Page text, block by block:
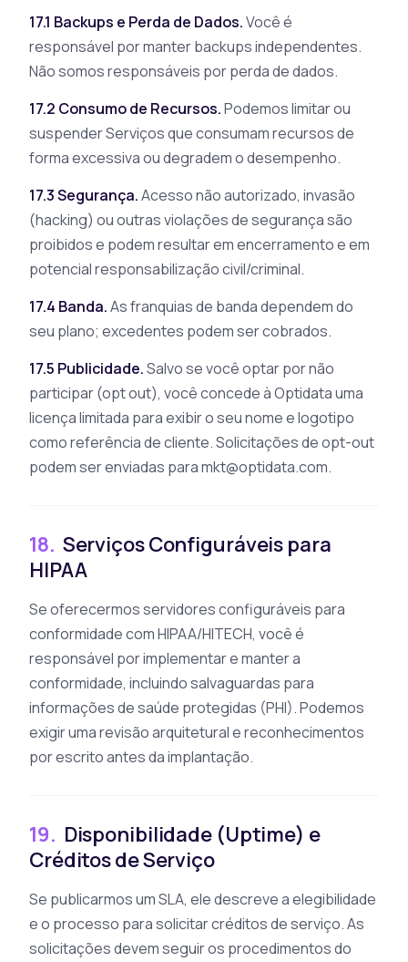
17.1 Backups e Perda de Dados.Você é
responsável por manter backups independentes.
Não somos responsáveis por perda de dados.
17.2 Consumo de Recursos.Podemos limitar ou
suspender Serviços que consumam recursos de
forma excessiva ou degradem o desempenho.
17.3 Segurança.Acesso não autorizado, invasão
(hacking) ou outras violações de segurança são
proibidos e podem resultar em encerramento e em
potencial responsabilização civil/criminal.
17.4 Banda.As franquias de banda dependem do
seu plano; excedentes podem ser cobrados.
17.5 Publicidade.Salvo se você optar por não
participar (opt out), você concede à Optidata uma
licença limitada para exibir o seu nome e logotipo
como referência de cliente. Solicitações de opt-out
podem ser enviadas paramkt@optidata.com.
18. Serviços Configuráveis para
HIPAA
Se oferecermos servidores configuráveis para
conformidade com HIPAA/HITECH, você é
responsável por implementar e manter a
conformidade, incluindo salvaguardas para
informações de saúde protegidas (PHI). Podemos
exigir uma revisão arquitetural e reconhecimentos
por escrito antes da implantação.
19. Disponibilidade (Uptime) e
Créditos de Serviço
Se publicarmos um SLA, ele descreve a elegibilidade
e o processo para solicitar créditos de serviço. As
solicitações devem seguir os procedimentos do